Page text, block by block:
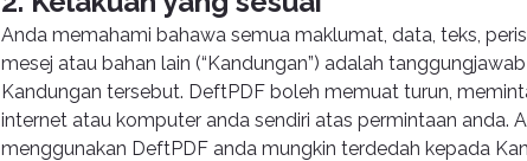
Anda memahami bahawa semua maklumat, data, teks,
mesej atau bahan lain (“Kandungan”) adalah
Kandungan tersebut. DeftPDF boleh memuat turun,
internet atau komputer anda sendiri atas permintaan anda.
menggunakan DeftPDF anda mungkin terdedah kepada